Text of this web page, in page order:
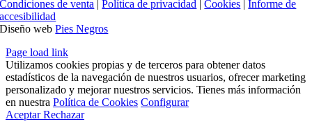
Condiciones de venta |Política de privacidad |Cookies |Informe de
accesibilidad
Diseño webPies Negros
Page load link
Utilizamos cookies propias y de terceros para obtener datos
estadísticos de la navegación de nuestros usuarios, ofrecer marketing
personalizado y mejorar nuestros servicios. Tienes más información
en nuestra Política de Cookies Configurar
AceptarRechazar